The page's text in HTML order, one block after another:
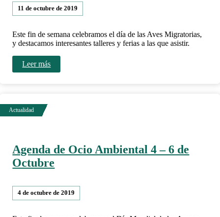
11 de octubre de 2019
Este fin de semana celebramos el día de las Aves Migratorias,
y destacamos interesantes talleres y ferias a las que asistir.
Leer más
Agenda de Ocio Ambiental 4 – 6 de
Octubre
4 de octubre de 2019